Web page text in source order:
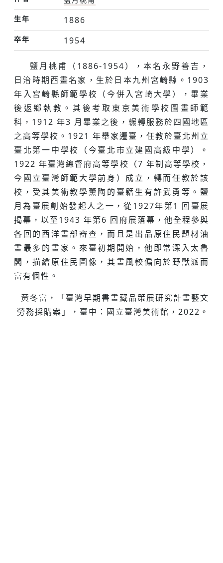
生年
1886
卒年 1954
鹽月桃甫（1886-1954），本名永野善吉，
日治時期西畫名家，生於日本九州宮崎縣。1903
年入宮崎縣師範學校（今併入宮崎大學），畢業
後返鄉執教。其後考取東京美術學校圖畫師範
科，1912 年3 月畢業之後，輾轉服務於四國地區
之高等學校。1921 年舉家遷臺，任教於臺北州立
臺北第一中學校（今臺北市立建國高級中學）。
1922 年臺灣總督府高等學校（7 年制高等學校，
今國立臺灣師範大學前身）成立，轉而任教於該
校，受其美術教學薰陶的臺籍生有許武勇等。鹽
月為臺展創始發起人之一，從1927年第1 回臺展
揭幕，以至1943 年第6 回府展落幕，他全程參與
各回的西洋畫部審查，而且是出品原住民題材油
畫最多的畫家。來臺初期開始，他即常深入太魯
閣，描繪原住民圖像，其畫風較偏向於野獸派而
富有個性。
黃冬富，「臺灣早期書畫藏品策展研究計畫藝文
勞務採購案」，臺中：國立臺灣美術館，2022。